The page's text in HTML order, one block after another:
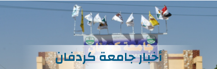
أخبار جامعة كردفان